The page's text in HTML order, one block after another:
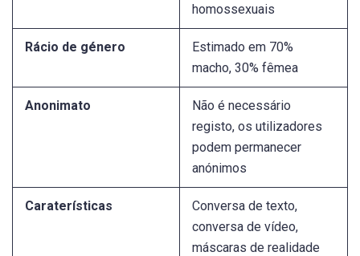
homossexuais
Rácio de género
Estimado em 70%
macho, 30% fêmea
Anonimato
Não é necessário
registo, os utilizadores
podem permanecer
anónimos
Caraterísticas
Conversa de texto,
conversa de vídeo,
máscaras de realidade